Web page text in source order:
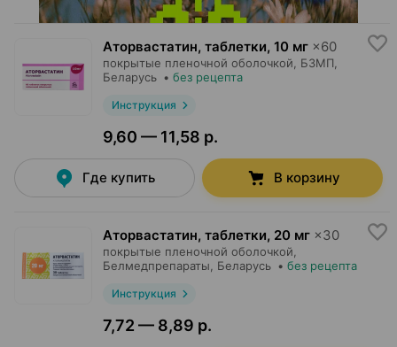
Аторвастатин, таблетки, 10 мг ×60
покрытые пленочной оболочкой, БЗМП
Беларусь • без рецепта
Инструкция
9,60 — 11,58 р.
Где купить В корзину
Аторвастатин, таблетки, 20 мг ×30
покрытые пленочной оболочкой,
Белмедпрепараты , Беларусь • без рецепта
Инструкция
7,72 — 8,89 р.